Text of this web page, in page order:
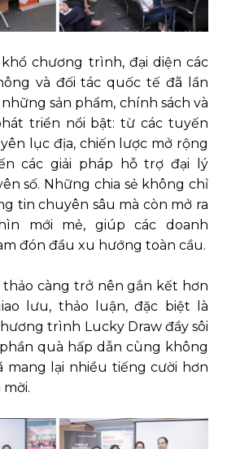
chương trình, đại diện các
và đối tác quốc tế đã lần
sản phẩm, chính sách và
triển nổi bật: từ các tuyến
lục địa, chiến lược mở rộng
các giải pháp hỗ trợ đại lý
số. Những chia sẻ không chỉ
tin chuyên sâu mà còn mở ra
mới mẻ, giúp các doanh
đón đầu xu hướng toàn cầu.
thảo càng trở nên gắn kết hơn
lưu, thảo luận, đặc biệt là
trình Lucky Draw đầy sôi
quà hấp dẫn cùng không
mang lại nhiều tiếng cười hơn